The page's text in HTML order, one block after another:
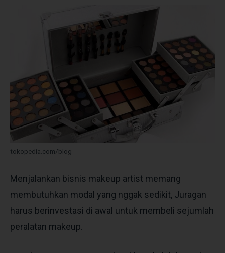
tokopedia.com/blog
Menjalankan bisnis makeup artist memang
membutuhkan modal yang nggak sedikit, Juragan
harus berinvestasi di awal untuk membeli sejumlah
peralatan makeup.